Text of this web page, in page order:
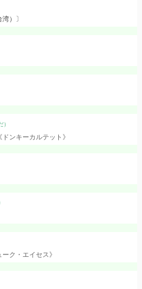
）〕
）
ドンキーカルテット》
ーク・エイセス》